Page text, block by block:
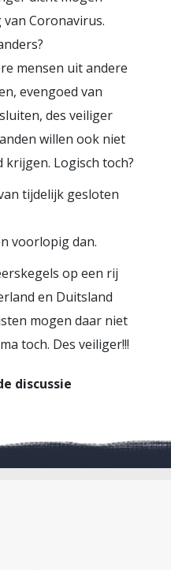
Coronavirus.
mensen uit andere
evengoed van
des veiliger
willen ook niet
Logisch toch?
tijdelijk gesloten
voorlopig dan.
op een rij
en Duitsland
mogen daar niet
toch. Des veiliger!!!
discussie